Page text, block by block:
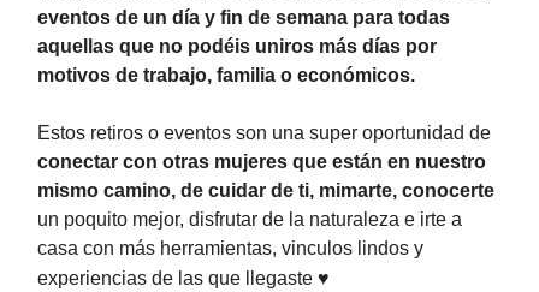
eventos de un día y fin de semana para todas
aquellas que no podéis uniros más días por
motivos de trabajo, familia o económicos.
Estos retiros o eventos son una super oportunidad de
conectar con otras mujeres que están en nuestro
mismo camino, de cuidar de ti, mimarte, conocerte
un poquito mejor, disfrutar de la naturaleza e irte a
casa con más herramientas, vinculos lindos y
experiencias de las que llegaste ♥